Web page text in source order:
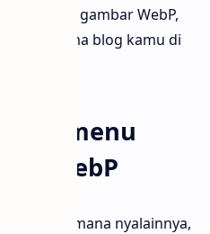
penyajian gambar WebP,
performa blog kamu di
menu
WebP
tahu di mana nyalainnya,